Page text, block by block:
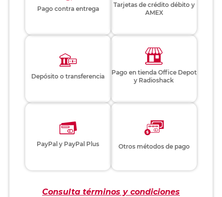
Pago contra entrega
Tarjetas de crédito débito y
AMEX
Depósito o transferencia
Pago en tienda Office Depot
y Radioshack
PayPal y PayPal Plus Otros métodos de pago
Consulta términos y condiciones